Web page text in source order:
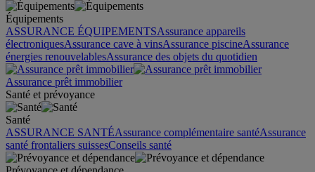
Équipements
ASSURANCE ÉQUIPEMENTSAssurance appareils
électroniquesAssurance cave à vinsAssurance piscineAssurance
énergies renouvelablesAssurance des objets du quotidien
Assurance prêt immobilier
Santé et prévoyance
Santé
ASSURANCE SANTÉAssurance complémentaire santéAssurance
santé frontaliers suissesConseils santé